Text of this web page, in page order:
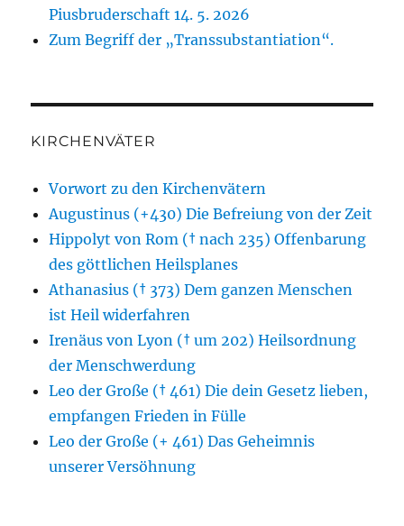
Piusbruderschaft 14. 5. 2026
Zum Begriff der „Transsubstantiation“.
KIRCHENVÄTER
Vorwort zu den Kirchenvätern
Augustinus (+430) Die Befreiung von der Zeit
Hippolyt von Rom († nach 235) Offenbarung
des göttlichen Heilsplanes
Athanasius († 373) Dem ganzen Menschen
ist Heil widerfahren
Irenäus von Lyon († um 202) Heilsordnung
der Menschwerdung
Leo der Große († 461) Die dein Gesetz lieben,
empfangen Frieden in Fülle
Leo der Große (+ 461) Das Geheimnis
unserer Versöhnung